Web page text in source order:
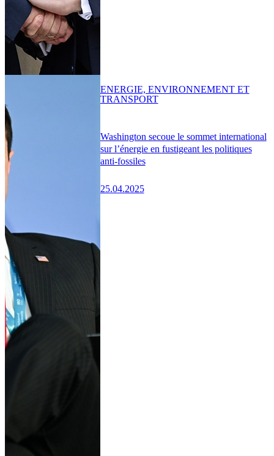
Washington secoue le sommet international
sur l’énergie en fustigeant les politiques
anti-fossiles
25.04.2025
ENERGIE, ENVIRONNEMENT ET
TRANSPORT